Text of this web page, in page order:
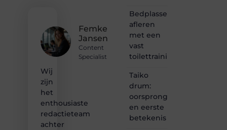
Femke
Jansen
Content
Specialist
Wij
zijn
het
enthousiaste
redactieteam
achter
Bedplassen
afleren
met een
vast
toilettrainingschema
Taiko
drum:
oorsprong
en eerste
betekenis